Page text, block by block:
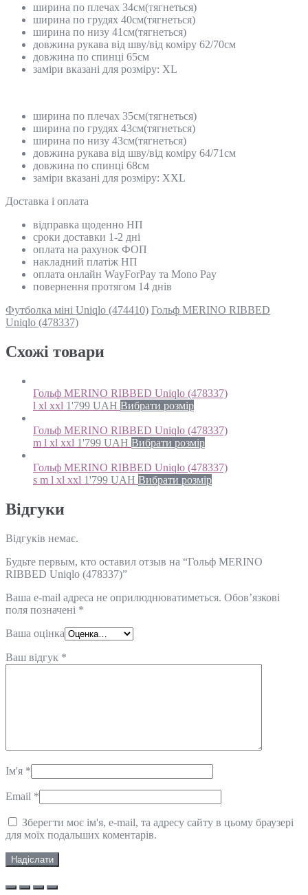
ширина по плечах 34см(тягнеться)
ширина по грудях 40см(тягнеться)
ширина по низу 41см(тягнеться)
довжина рукава від шву/від коміру 62/70см
довжина по спинці 65см
заміри вказані для розміру: XL
ширина по плечах 35см(тягнеться)
ширина по грудях 43см(тягнеться)
ширина по низу 43см(тягнеться)
довжина рукава від шву/від коміру 64/71см
довжина по спинці 68см
заміри вказані для розміру: XXL
Доставка і оплата
відправка щоденно НП
сроки доставки 1-2 дні
оплата на рахунок ФОП
накладний платіж НП
оплата онлайн WayForPay та Mono Pay
повернення протягом 14 днів
Футболка міні Uniqlo (474410) Гольф MERINO RIBBED
Uniqlo (478337)
Схожi товари
Гольф MERINO RIBBED Uniqlo (478337)
l xl xxl 1'799 UAH Вибрати розмір
Гольф MERINO RIBBED Uniqlo (478337)
m l xl xxl 1'799 UAH Вибрати розмір
Гольф MERINO RIBBED Uniqlo (478337)
s m l xl xxl 1'799 UAH Вибрати розмір
Відгуки
Відгуків немає.
Будьте первым, кто оставил отзыв на “Гольф MERINO
RIBBED Uniqlo (478337)”
Ваша e-mail адреса не оприлюднюватиметься. Обов’язкові
поля позначені *
Ваша оцінка
Ваш відгук *
Ім'я *
Email *
Зберегти моє ім'я, e-mail, та адресу сайту в цьому браузері
для моїх подальших коментарів.